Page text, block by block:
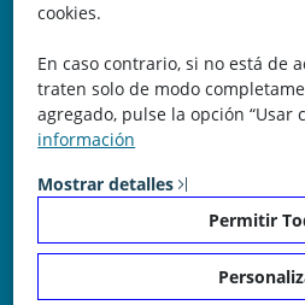
cookies.
En caso contrario, si no está de
traten solo de modo
agregado, pulse la opción “Usar
información
Mostrar detalles
Permitir
Nuestra Experiencia nos avala.
dedicados a la cartografía
Garantía de tu éxito con la
¡Rechaza Imitaciones!, equipo
de la plataforma.